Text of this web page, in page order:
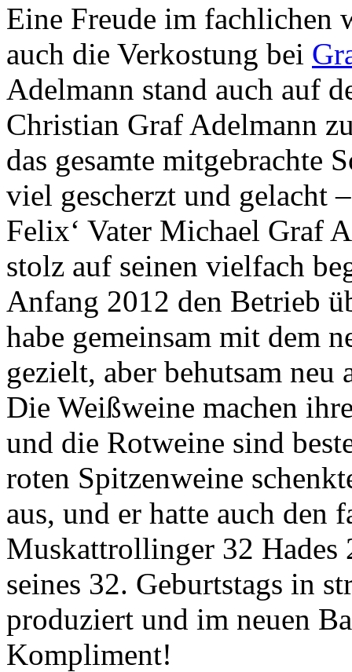
Eine Freude im fachlichen
auch die Verkostung bei
Adelmann stand auch auf
Christian Graf Adelmann
das gesamte mitgebrachte
viel gescherzt und gelacht
Felix‘ Vater Michael Graf
stolz auf seinen vielfach
Anfang 2012 den Betrieb
habe gemeinsam mit dem
gezielt, aber behutsam
Die Weißweine machen
und die Rotweine sind
roten Spitzenweine
aus, und er hatte auch den
Muskattrollinger 32 Hades
seines 32. Geburtstags in
produziert und im neuen
Kompliment!